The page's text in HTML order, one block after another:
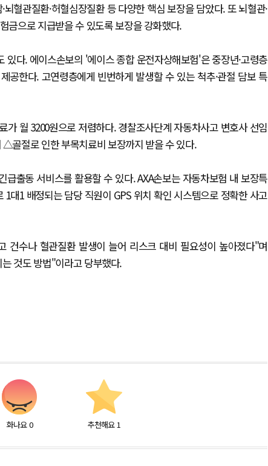
혈관질환·허혈심장질환 등 다양한 핵심 보장을 담았다. 또 뇌혈관·
금으로 지급받을 수 있도록 보장을 강화했다.
다. 에이스손보의 '에이스 종합 운전자상해보험'은 중장년·고령층
공한다. 고연령층에게 빈번하게 발생할 수 있는 척추·관절 담보 특
월 3200원으로 저렴하다. 경찰조사단계 자동차사고 변호사 선임
절로 인한 부목치료비 보장까지 받을 수 있다.
출동 서비스를 활용할 수 있다. AXA손보는 자동차보험 내 보장특
대1 배정되는 담당 직원이 GPS 위치 확인 시스템으로 정확한 사고
건수나 혈관질환 발생이 늘어 리스크 대비 필요성이 높아졌다"며
것도 방법"이라고 당부했다.
화나요 0 추천해요 1